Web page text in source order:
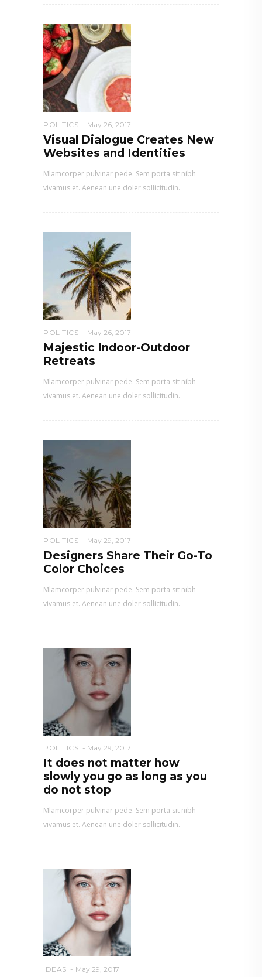
POLITICS May 26, 2017
Visual Dialogue Creates New
Websites and Identities
Mlamcorper pulvinar pede. Sem porta sit nibh
vivamus et. Aenean une doler sollicitudin.
POLITICS May 26, 2017
Majestic Indoor-Outdoor
Retreats
Mlamcorper pulvinar pede. Sem porta sit nibh
vivamus et. Aenean une doler sollicitudin.
POLITICS May 29, 2017
Designers Share Their Go-To
Color Choices
Mlamcorper pulvinar pede. Sem porta sit nibh
vivamus et. Aenean une doler sollicitudin.
POLITICS May 29, 2017
It does not matter how
slowly you go as long as you
do not stop
Mlamcorper pulvinar pede. Sem porta sit nibh
vivamus et. Aenean une doler sollicitudin.
IDEAS May 29, 2017